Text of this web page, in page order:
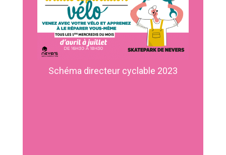
Schéma directeur cyclable 2023